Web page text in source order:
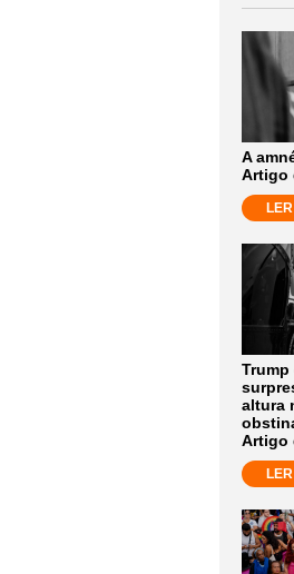
A
Artigo
altura
Artigo